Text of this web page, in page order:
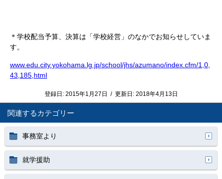
＊学校配当予算、決算は「学校経営」のなかでお知らせしていま
す。
www.edu.city.yokohama.lg.jp/school/jhs/azumano/index.cfm/1,0,
43,185,html
登録日: 2015年1月27日 / 更新日: 2018年4月13日
関連するカテゴリー
事務室より
就学援助